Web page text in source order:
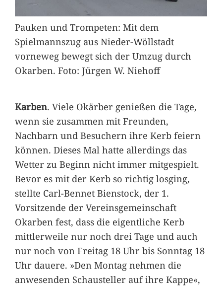
Pauken und Trompeten: Mit dem
Spielmannszug aus Nieder-Wöllstadt
vorneweg bewegt sich der Umzug durch
Okarben. Foto: Jürgen W. Niehoff
Karben. Viele Okärber genießen die Tage,
wenn sie zusammen mit Freunden,
Nachbarn und Besuchern ihre Kerb feiern
können. Dieses Mal hatte allerdings das
Wetter zu Beginn nicht immer mitgespielt.
Bevor es mit der Kerb so richtig losging,
stellte Carl-Bennet Bienstock, der 1.
Vorsitzende der Vereinsgemeinschaft
Okarben fest, dass die eigentliche Kerb
mittlerweile nur noch drei Tage und auch
nur noch von Freitag 18 Uhr bis Sonntag 18
Uhr dauere. »Den Montag nehmen die
anwesenden Schausteller auf ihre Kappe«,